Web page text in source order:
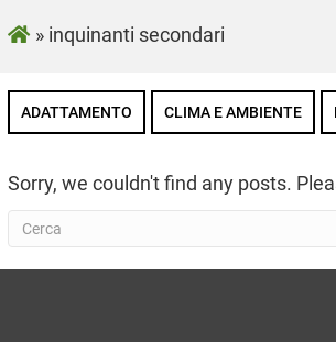
» inquinanti secondari
ADATTAMENTO CLIMA E AMBIENTE
Sorry, we couldn't find any posts.